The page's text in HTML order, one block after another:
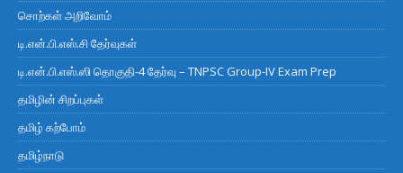
சொற்கள் அறிவோம்
டி.என்.பி.எஸ்.சி தேர்வுகள்
டி.என்.பி.எஸ்.ஸி தொகுதி-4 தேர்வு – TNPSC Group-IV Exam Prep
தமிழின் சிறப்புகள்
தமிழ் கற்போம்
தமிழ்நாடு